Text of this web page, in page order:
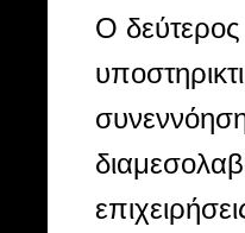
Ο δεύτερος